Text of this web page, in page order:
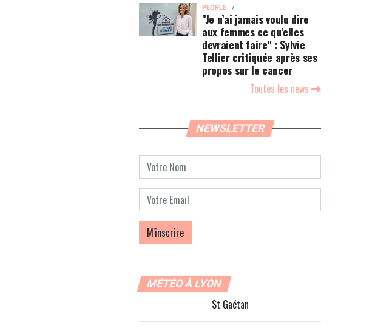
PEOPLE
"Je n’ai jamais voulu dire
aux femmes ce qu’elles
devraient faire" : Sylvie
Tellier critiquée après ses
propos sur le cancer
Toutes les news
NEWSLETTER
MÉTÉO À LYON
St Gaétan